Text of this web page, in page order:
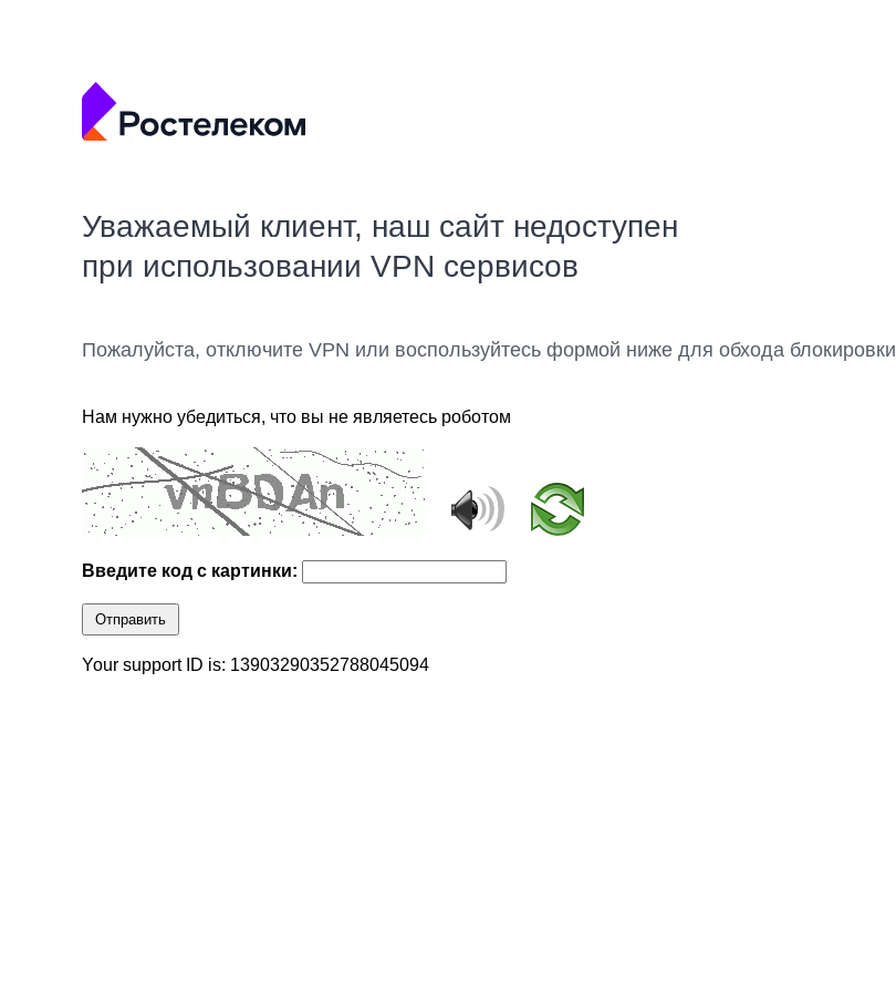
Уважаемый клиент, наш сайт недоступен
при использовании VPN сервисов
Пожалуйста, отключите VPN или воспользуйтесь формой ниже для обхода блокировки
Нам нужно убедиться, что вы не являетесь роботом
Введите код с картинки:
Отправить
Your support ID is: 13903290352788045094